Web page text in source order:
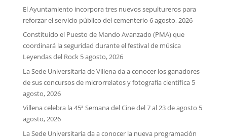
El Ayuntamiento incorpora tres nuevos sepultureros para
reforzar el servicio público del cementerio 6 agosto, 2026
Constituido el Puesto de Mando Avanzado (PMA) que
coordinará la seguridad durante el festival de música
Leyendas del Rock 5 agosto, 2026
La Sede Universitaria de Villena da a conocer los ganadores
de sus concursos de microrrelatos y fotografía científica 5
agosto, 2026
Villena celebra la 45ª Semana del Cine del 7 al 23 de agosto 5
agosto, 2026
La Sede Universitaria da a conocer la nueva programación